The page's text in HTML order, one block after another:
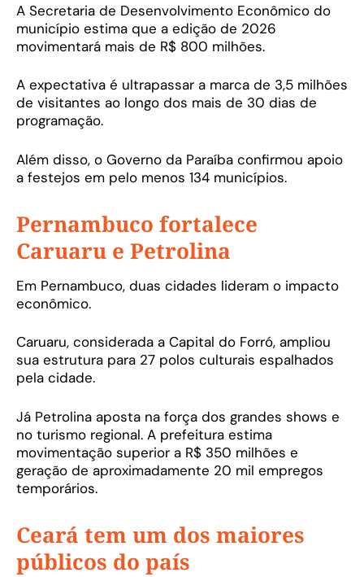
A Secretaria de Desenvolvimento Econômico do
município estima que a edição de 2026
movimentará mais de R$ 800 milhões.
A expectativa é ultrapassar a marca de 3,5 milhões
de visitantes ao longo dos mais de 30 dias de
programação.
Além disso, o Governo da Paraíba confirmou apoio
a festejos em pelo menos 134 municípios.
Pernambuco fortalece
Caruaru e Petrolina
Em Pernambuco, duas cidades lideram o impacto
econômico.
Caruaru, considerada a Capital do Forró, ampliou
sua estrutura para 27 polos culturais espalhados
pela cidade.
Já Petrolina aposta na força dos grandes shows e
no turismo regional. A prefeitura estima
movimentação superior a R$ 350 milhões e
geração de aproximadamente 20 mil empregos
temporários.
Ceará tem um dos maiores
públicos do país